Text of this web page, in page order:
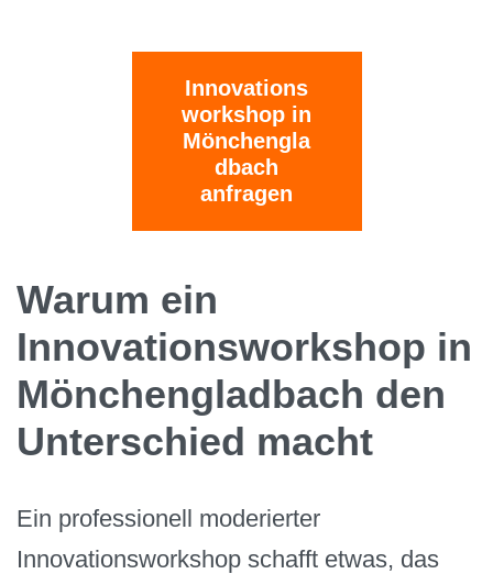
Innovations
workshop in
Mönchengla
dbach
anfragen
Warum ein
Innovationsworkshop in
Mönchengladbach den
Unterschied macht
Ein professionell moderierter
Innovationsworkshop schafft etwas, das